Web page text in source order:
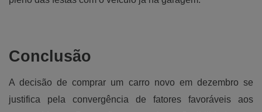
Conclusão
A decisão de comprar um carro novo em dezembro se
justifica pela convergência de fatores favoráveis aos